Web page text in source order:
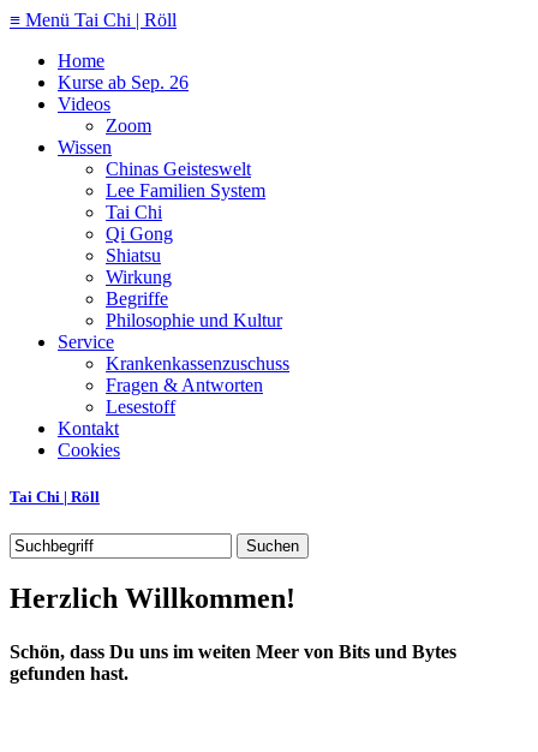
≡ Menü Tai Chi | Röll
Home
Kurse ab Sep. 26
Videos
Zoom
Wissen
Chinas Geisteswelt
Lee Familien System
Tai Chi
Qi Gong
Shiatsu
Wirkung
Begriffe
Philosophie und Kultur
Service
Krankenkassenzuschuss
Fragen & Antworten
Lesestoff
Kontakt
Cookies
Tai Chi | Röll
Herzlich Willkommen!
Schön, dass Du uns im weiten Meer von Bits und Bytes
gefunden hast.